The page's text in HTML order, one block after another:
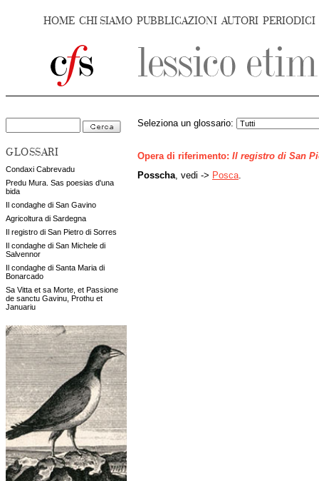
HOME CHI SIAMO PUBBLICAZIONI AUTORI PERIODICI
GLOSSARI
Condaxi Cabrevadu
Predu Mura. Sas poesias d'una
bida
Il condaghe di San Gavino
Agricoltura di Sardegna
Il registro di San Pietro di Sorres
Il condaghe di San Michele di
Salvennor
Il condaghe di Santa Maria di
Bonarcado
Sa Vitta et sa Morte, et Passione
de sanctu Gavinu, Prothu et
Januariu
Seleziona un glossario:
Opera di riferimento: Il registro di San
Posscha , vedi -> Posca